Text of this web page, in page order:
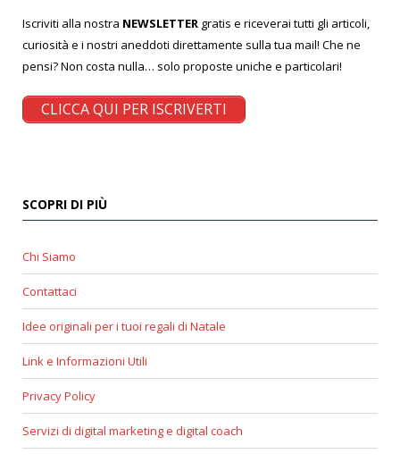
Iscriviti alla nostra NEWSLETTER gratis e riceverai tutti gli articoli,
curiosità e i nostri aneddoti direttamente sulla tua mail! Che ne
pensi? Non costa nulla… solo proposte uniche e particolari!
CLICCA QUI PER ISCRIVERTI
SCOPRI DI PIÙ
Chi Siamo
Contattaci
Idee originali per i tuoi regali di Natale
Link e Informazioni Utili
Privacy Policy
Servizi di digital marketing e digital coach